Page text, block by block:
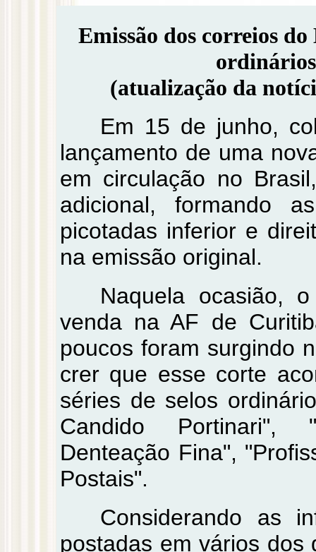
Emissão dos correios
(atualização da
Em 15 de junho,
lançamento de uma
em circulação no
adicional, formando
picotadas inferior e
na emissão original.
Naquela ocasião,
venda na AF de
poucos foram surgindo
crer que esse corte
séries de selos
Candido Portinari",
Denteação Fina",
Postais".
Considerando as
postadas em vários dos